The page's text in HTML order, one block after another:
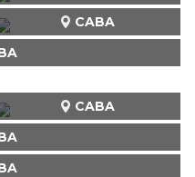
CABA
CABA